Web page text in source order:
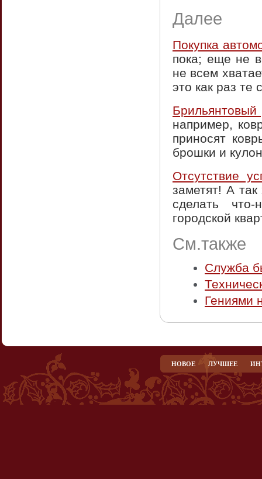
Далее
Покупка
пока; еще не
не всем
это как раз те
например,
приносят
брошки и
Отсутствие
заметят! А
сделать что-
городской
См.также
Служба
Гениями
НОВОЕ ЛУЧШЕЕ